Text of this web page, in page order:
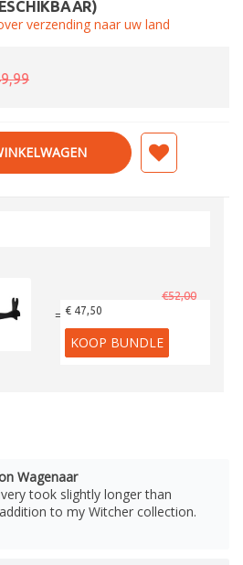
verzending naar uw land
=
€52,00
€ 47,50
KOOP BUNDLE
Wagenaar
took slightly longer than
to my Witcher collection.